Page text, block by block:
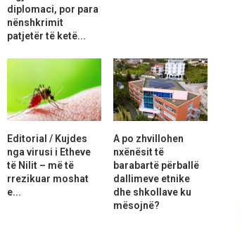
diplomaci, por para
nënshkrimit
patjetër të ketë...
Editorial / Kujdes
nga virusi i Etheve
të Nilit – më të
rrezikuar moshat
e...
A po zhvillohen
nxënësit të
barabartë përballë
dallimeve etnike
dhe shkollave ku
mësojnë?